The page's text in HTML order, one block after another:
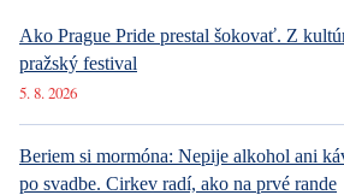
Ako Prague Pride prestal šokovať. Z
pražský festival
5. 8. 2026
Beriem si mormóna: Nepije alkohol ani
po svadbe. Cirkev radí, ako na prvé rande